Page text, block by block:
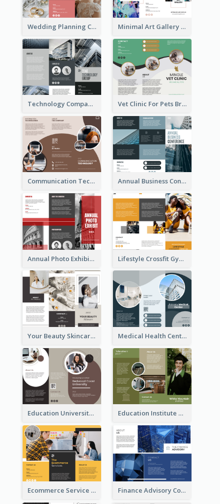
Wedding Planning Company Brochure Minimal Art Gallery Brochure
Technology Company Brochure Vet Clinic For Pets Brochure
Communication Technology Company Brochure Annual Business Conference Brochure
Annual Photo Exhibition Brochure Lifestyle Crossfit Gym Brochure
Your Beauty Skincare Company Brochure Medical Health Centre Brochure
Education University Brochure Education Institute Brochure
Ecommerce Service Brochure Finance Advisory Company Brochure